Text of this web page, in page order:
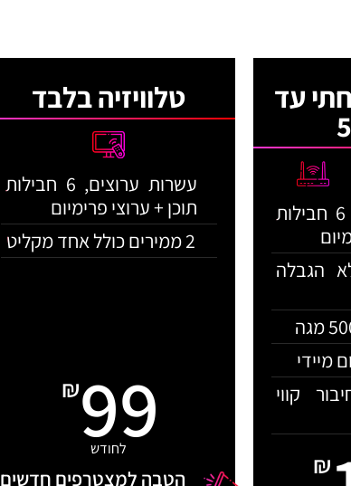
עד
עשרות ערוצים, 6 חבילות
הגבלה
מיידי
קווי
₪
טלוויזיה בלבד
עשרות ערוצים, 6 חבילות
תוכן + ערוצי פרימיום
2 ממירים כולל אחד מקליט
₪99
לחודש
הטבה למצטרפים חדשים